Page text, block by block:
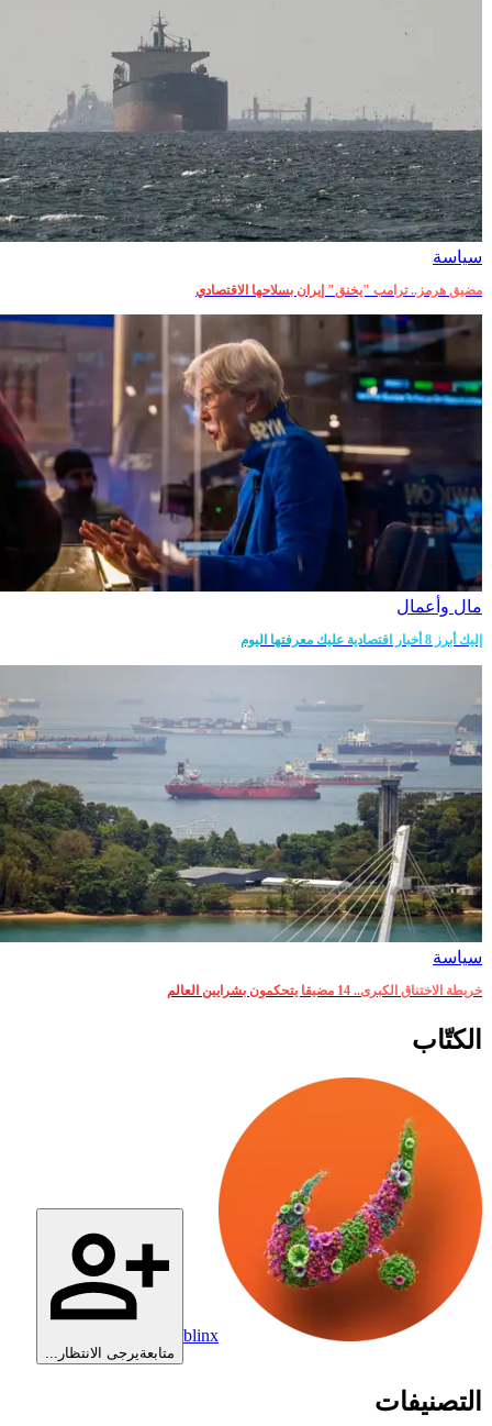
سياسة
مضيق هرمز.. ترامب "يخنق" إيران بسلاحها الاقتصادي
مال وأعمال
إليك أبرز 8 أخبار اقتصادية عليك معرفتها اليوم
سياسة
خريطة الاختناق الكبرى.. 14 مضيقا يتحكمون بشرايين العالم
الكتّاب
blinx
متابعةيرجى الانتظار...
التصنيفات